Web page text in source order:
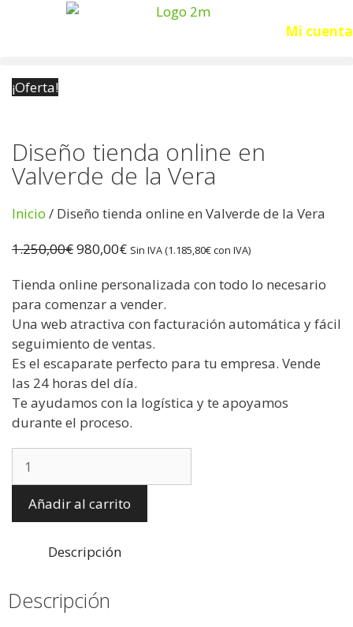
Mi cuenta
¡Oferta!
Diseño tienda online en
Valverde de la Vera
Inicio / Diseño tienda online en Valverde de la Vera
1.250,00€980,00€ Sin IVA (1.185,80€ con IVA)
Tienda online personalizada con todo lo necesario
para comenzar a vender.
Una web atractiva con facturación automática y fácil
seguimiento de ventas.
Es el escaparate perfecto para tu empresa. Vende
las 24 horas del día.
Te ayudamos con la logística y te apoyamos
durante el proceso.
Añadir al carrito
Descripción
Descripción